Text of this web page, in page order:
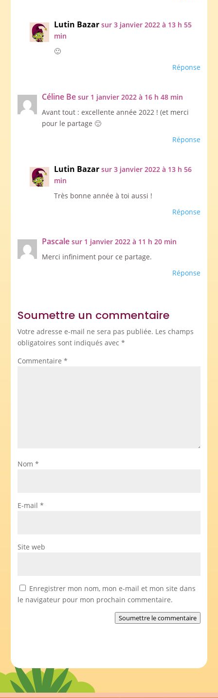
Lutin Bazar sur 3 janvier 2022 à 13 h 55
min
🙂
Réponse
Céline Be sur 1 janvier 2022 à 16 h 48 min
Avant tout : excellente année 2022 ! (et merci
pour le partage 🙂
Réponse
Lutin Bazar sur 3 janvier 2022 à 13 h 56
min
Très bonne année à toi aussi !
Réponse
Pascale sur 1 janvier 2022 à 11 h 20 min
Merci infiniment pour ce partage.
Réponse
Soumettre un commentaire
Votre adresse e-mail ne sera pas publiée. Les champs
obligatoires sont indiqués avec *
Commentaire *
Nom *
E-mail *
Site web
Enregistrer mon nom, mon e-mail et mon site dans
le navigateur pour mon prochain commentaire.
Soumettre le commentaire